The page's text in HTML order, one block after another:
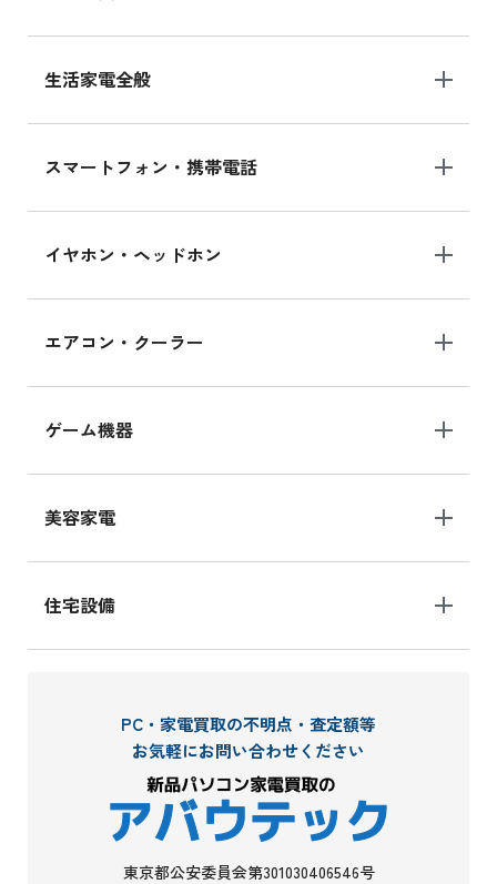
生活家電全般
スマートフォン・携帯電話
イヤホン・ヘッドホン
エアコン・クーラー
ゲーム機器
美容家電
住宅設備
PC・家電買取の不明点・査定額等
お気軽にお問い合わせください
東京都公安委員会第301030406546号